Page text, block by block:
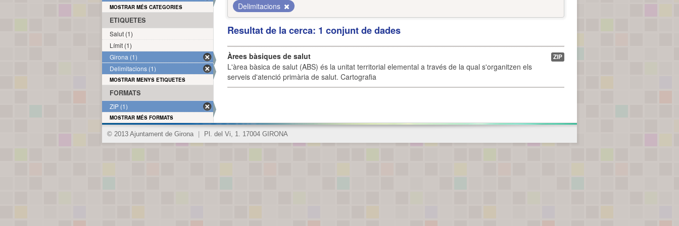
Delimitacions
Resultat de la cerca: 1 conjunt de dades
Àrees bàsiques de salut
L'àrea bàsica de salut (ABS) és la unitat territorial elemental a través de la qual s'organitzen els
serveis d'atenció primària de salut. Cartografia
ZIP
MOSTRAR MÉS CATEGORIES
ETIQUETES
Salut (1)
Límit (1)
Girona (1)
Delimitacions (1)
MOSTRAR MENYS ETIQUETES
FORMATS
ZIP (1)
MOSTRAR MÉS FORMATS
© 2013 Ajuntament de Girona Pl. del Vi, 1. 17004 GIRONA